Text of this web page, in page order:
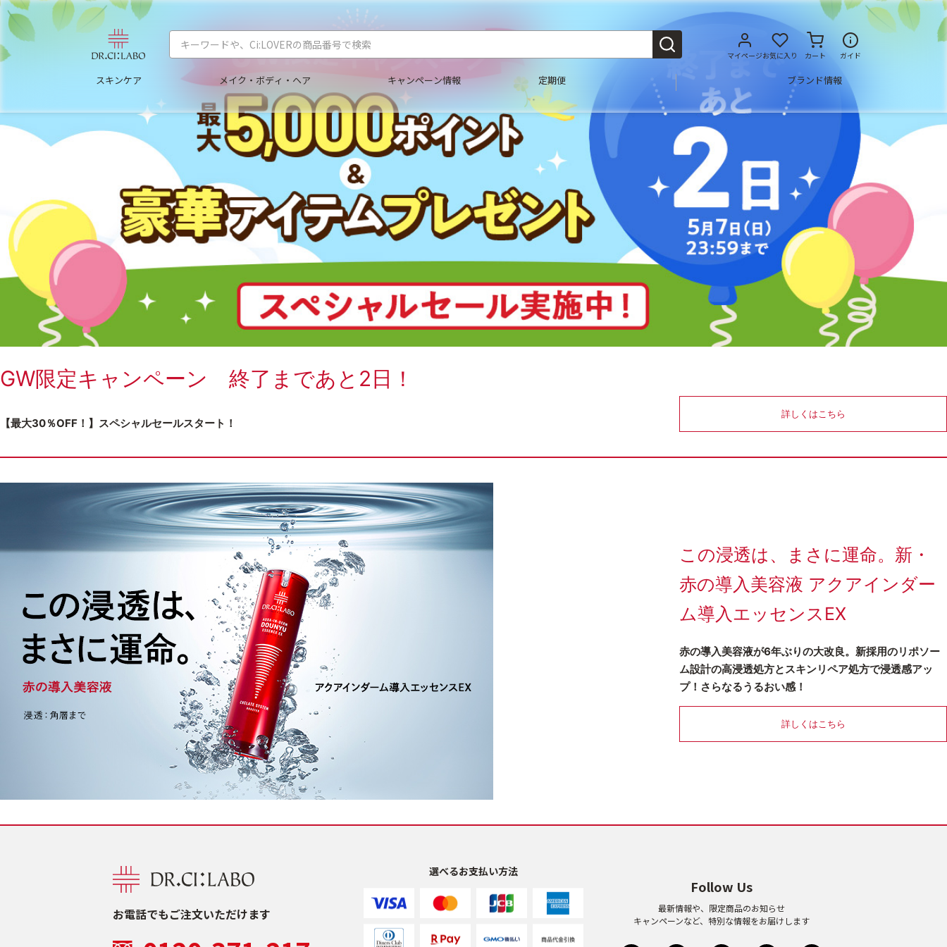
マイページお気に入り カート ガイド
スキンケア メイク・ボディ・ヘア キャンペーン情報 定期便 ブランド情報
GW限定キャンペーン 終了まであと2日！
【最大30％OFF！】スペシャルセールスタート！
詳しくはこちら
この浸透は、まさに運命。新・
赤の導入美容液 アクアインダー
ム導入エッセンスEX
赤の導入美容液が6年ぶりの大改良。新採用のリポソー
ム設計の高浸透処方とスキンリペア処方で浸透感アッ
プ！さらなるうるおい感！
詳しくはこちら
お電話でもご注文いただけます
選べるお支払い方法
Follow Us
最新情報や、限定商品のお知らせ
キャンペーンなど、特別な情報をお届けします